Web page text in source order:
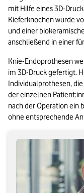
mit Hilfe eines 3D-
Kieferknochen wurde
und einer
anschließend in einer
Knie-Endoprothesen
im 3D-Druck gefertigt.
Individualprothesen,
der einzelnen
nach der Operation ein
ohne entsprechende